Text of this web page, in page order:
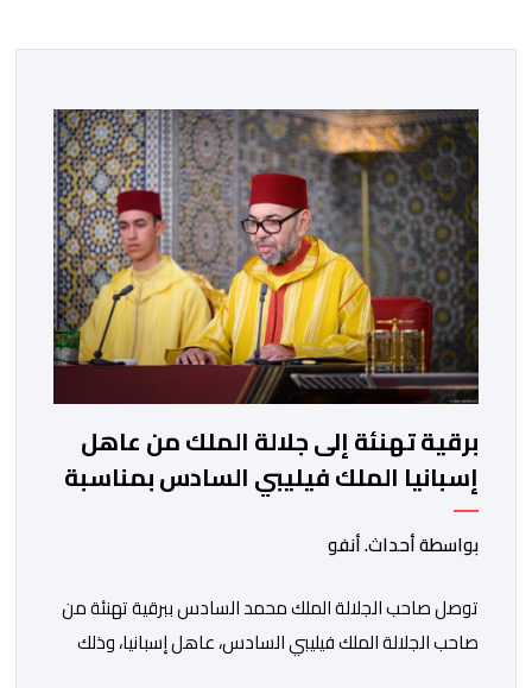
برقية تهنئة إلى جلالة الملك من عاهل
إسبانيا الملك فيليبي السادس بمناسبة
عيد العرش المجيد
بواسطة أحداث. أنفو
توصل صاحب الجلالة الملك محمد السادس ببرقية تهنئة من
صاحب الجلالة الملك فيليبي السادس، عاهل إسبانيا، وذلك